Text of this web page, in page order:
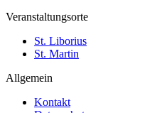
Veranstaltungsorte
St. Liborius
St. Martin
Allgemein
Kontakt